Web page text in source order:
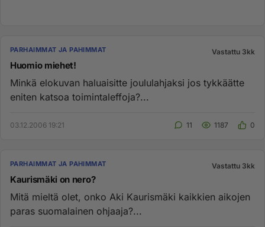
PARHAIMMAT JA PAHIMMAT Vastattu 3kk
Huomio miehet!
Minkä elokuvan haluaisitte joululahjaksi jos tykkäätte
eniten katsoa toimintaleffoja?...
03.12.2006 19:21 11 1187 0
PARHAIMMAT JA PAHIMMAT Vastattu 3kk
Kaurismäki on nero?
Mitä mieltä olet, onko Aki Kaurismäki kaikkien aikojen
paras suomalainen ohjaaja?...